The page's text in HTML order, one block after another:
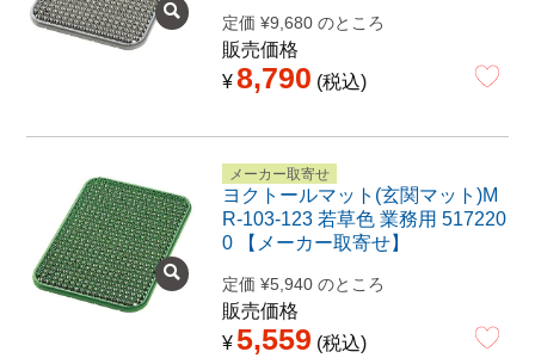
定価 ¥9,680 のところ
販売価格
¥8,790 税込
メーカー取寄せ
ヨクトールマット(玄関マット)M
R-103-123 若草色 業務用 517220
0 【メーカー取寄せ】
定価 ¥5,940 のところ
販売価格
¥5,559 税込